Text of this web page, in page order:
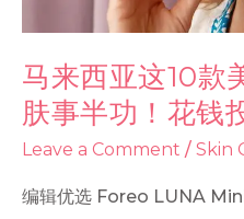
马来西亚这10款
肤事半功！花钱
Leave a Comment / Skin
编辑优选 Foreo LUNA